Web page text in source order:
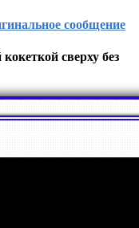
сообщение
сверху без